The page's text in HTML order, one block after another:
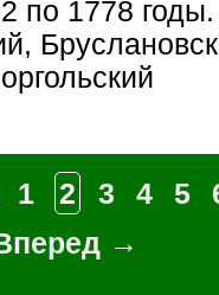
по 1778 годы.
1 2 3 4 5
→